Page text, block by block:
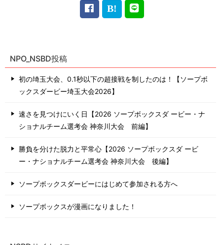
NPO_NSBD投稿
初の埼玉大会、0.1秒以下の超接戦を制したのは！【ソープボ
ックスダービー埼玉大会2026】
速さを見つけにいく日【2026 ソープボックスダ ービー・ナ
ショナルチーム選考会 神奈川⼤会 前編】
勝負を分けた脱力と平常心【2026 ソープボックスダ ービ
ー・ナショナルチーム選考会 神奈川⼤会 後編】
ソープボックスダービーにはじめて参加される方へ
ソープボックスが漫画になりました！